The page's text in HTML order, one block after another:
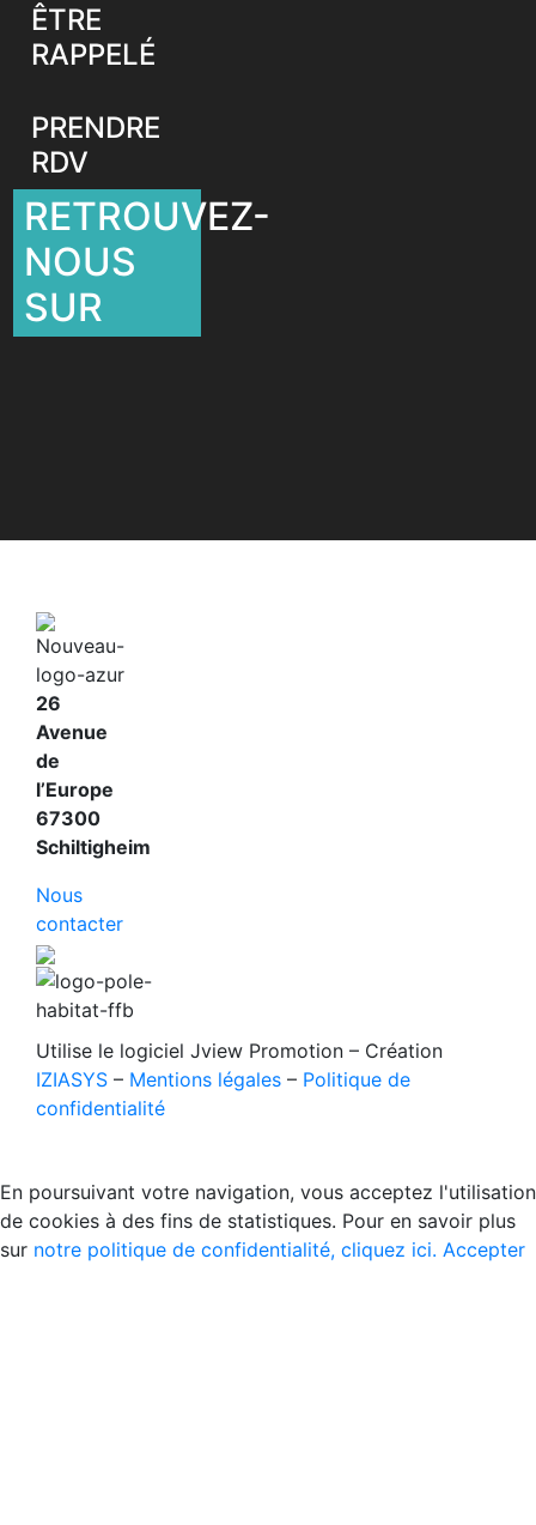
ÊTRE
RAPPELÉ
PRENDRE
RDV
RETROUVEZ-
NOUS
SUR
26
Avenue
de
l’Europe
67300
Schiltigheim
Nous
contacter
Utilise le logiciel Jview Promotion – Création
IZIASYS – Mentions légales – Politique de
confidentialité
En poursuivant votre navigation, vous acceptez l'utilisation
de cookies à des fins de statistiques. Pour en savoir plus
sur notre politique de confidentialité, cliquez ici. Accepter